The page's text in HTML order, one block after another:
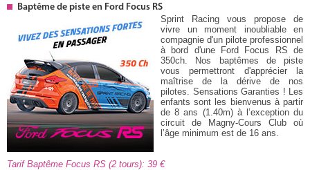
Baptême de piste en Ford Focus RS
Sprint Racing vous propose de
vivre un moment inoubliable en
compagnie d'un pilote professionnel
à bord d'une Ford Focus RS de
350ch. Nos baptêmes de piste
vous permettront d'apprécier la
maîtrise de la dérive de nos
pilotes. Sensations Garanties ! Les
enfants sont les bienvenus à partir
de 8 ans (1.40m) à l’exception du
circuit de Magny-Cours Club où
l’âge minimum est de 16 ans.
Tarif Baptême Focus RS (2 tours): 39